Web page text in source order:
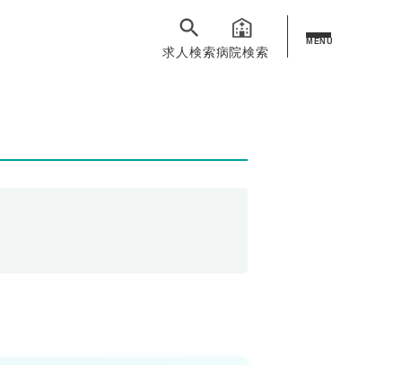
求人検索病院検索
MENU